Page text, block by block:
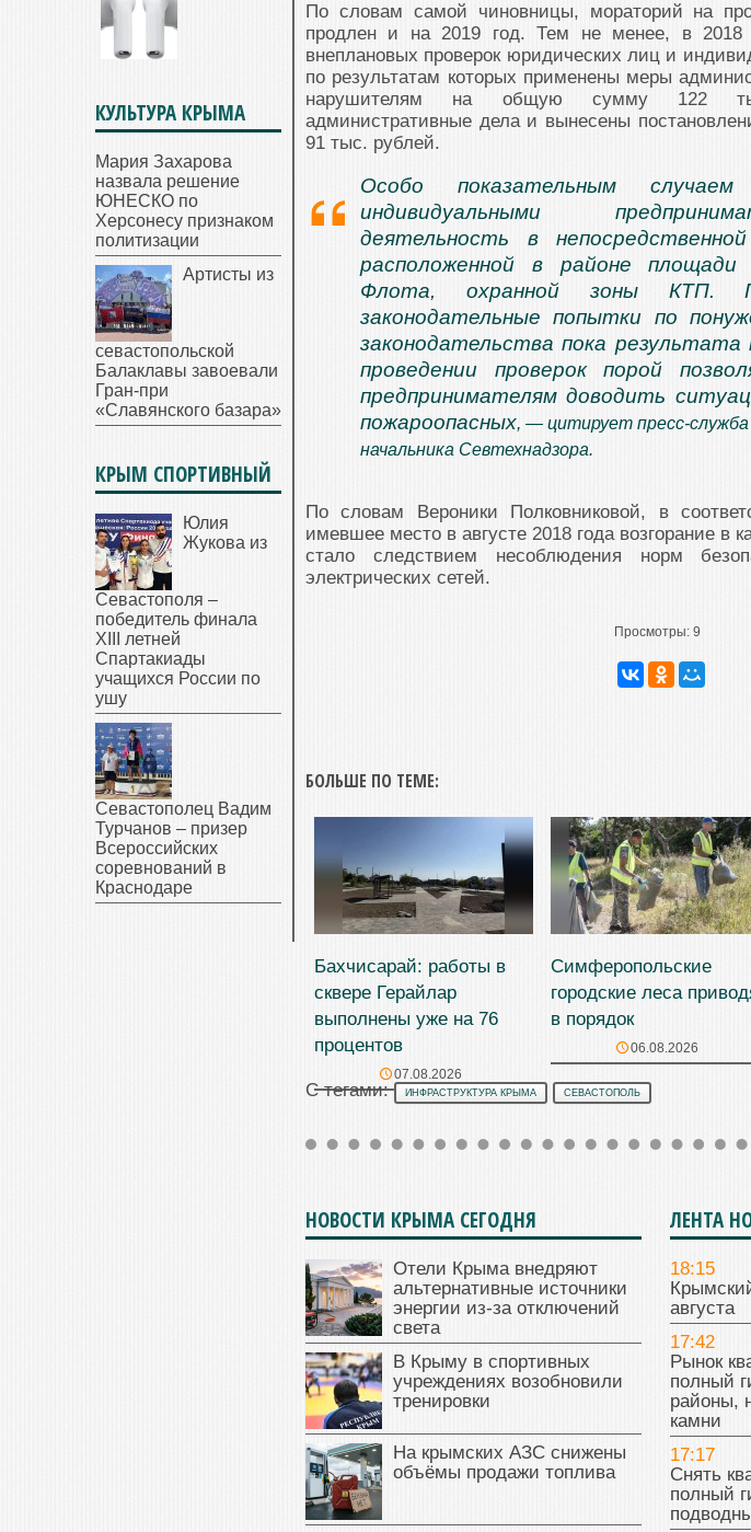
По словам самой чиновницы, мораторий на
продлен и на 2019 год. Тем не менее, в 2018
внеплановых проверок юридических лиц и
по результатам которых применены меры
нарушителям на общую сумму 122
административные дела и вынесены
91 тыс. рублей.
Особо показательным
индивидуальными
деятельность в
расположенной в районе площади
Флота, охранной зоны КТП.
законодательные попытки по
законодательства пока результата
проведении проверок порой
предпринимателям доводить
пожароопасных, — цитирует пресс-
начальника Севтехнадзора.
По словам Вероники Полковниковой, в
имевшее место в августе 2018 года возгорание в
стало следствием несоблюдения норм
электрических сетей.
Просмотры: 9
БОЛЬШЕ ПО ТЕМЕ:
Бахчисарай: работы в
сквере Герайлар
выполнены уже на 76
процентов
07.08.2026
Симферопольские
городские леса
в порядок
06.08.2026
С тегами: ИНФРАСТРУКТУРА КРЫМА СЕВАСТОПОЛЬ
НОВОСТИ КРЫМА СЕГОДНЯ
Отели Крыма внедряют
альтернативные источники
энергии из-за отключений
света
В Крыму в спортивных
учреждениях возобновили
тренировки
На крымских АЗС снижены
объёмы продажи топлива
ЛЕНТА
18:15
августа
17:42
Рынок
полный
районы,
камни
17:17
Снять
полный
КУЛЬТУРА КРЫМА
Мария Захарова
назвала решение
ЮНЕСКО по
Херсонесу признаком
политизации
Артисты из
севастопольской
Балаклавы завоевали
Гран-при
«Славянского базара»
КРЫМ СПОРТИВНЫЙ
Юлия
Жукова из
Севастополя –
победитель финала
XIII летней
Спартакиады
учащихся России по
ушу
Севастополец Вадим
Турчанов – призер
Всероссийских
соревнований в
Краснодаре